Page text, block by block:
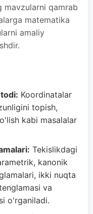
mavzularni qamrab
matematika
amaliy
Koordinatalar
topish,
kabi masalalar
Tekislikdagi
kanonik
ikki nuqta
va
o'rganiladi.